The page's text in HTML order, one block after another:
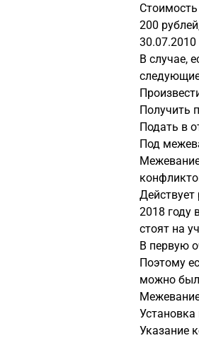
200
В случае,
Получить
Подать в
Под
2018 году
стоят на
В первую
Поэтому
можно
Указание